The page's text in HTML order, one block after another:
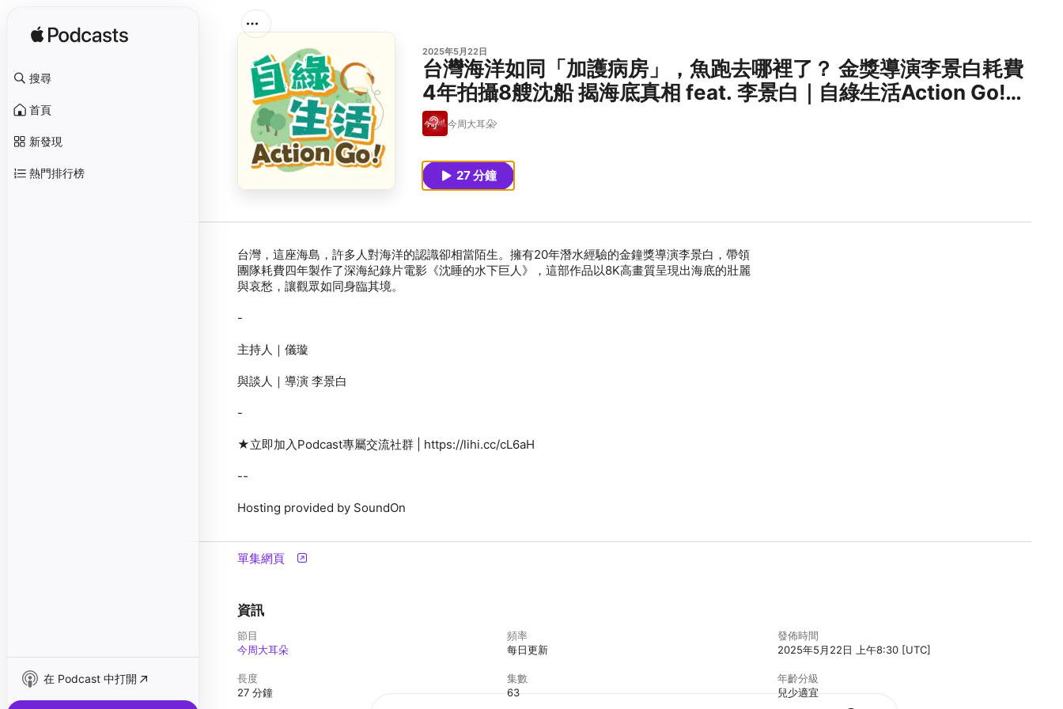
搜尋
首頁
新發現
熱門排行榜
在 Podcast 中打開
2025年5月22日
台灣海洋如同「加護病房」，魚跑去哪裡了？ 金獎導演李景白耗費
4年拍攝8艘沈船 揭海底真相 feat. 李景白｜自綠生活Action Go!
EP63
今周大耳朵
27 分鐘
台灣，這座海島，許多人對海洋的認識卻相當陌生。擁有20年潛水經驗的金鐘獎導演李景白，帶領
團隊耗費四年製作了深海紀錄片電影《沈睡的水下巨人》，這部作品以8K高畫質呈現出海底的壯麗
--
Hosting provided by SoundOn
單集網頁
資訊
節目
今周大耳朵
頻率
每日更新
發佈時間
2025年5月22日 上午8:30 [UTC]
長度
27 分鐘
集數
63
年齡分級
兒少適宜